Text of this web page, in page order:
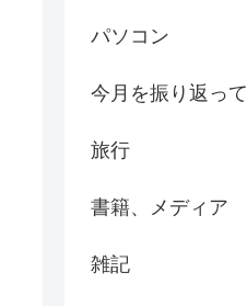
パソコン
今月を振り返って
旅行
書籍、メディア
雑記